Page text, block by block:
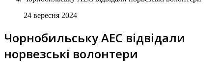
24 вересня 2024
Чорнобильську АЕС відвідали
норвезські волонтери